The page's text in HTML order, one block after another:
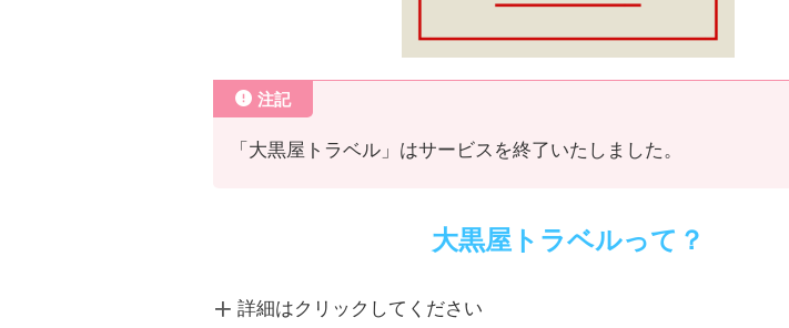
注記
「大黒屋トラベル」はサービスを終了いたしました。
大黒屋トラベルって？
詳細はクリックしてください